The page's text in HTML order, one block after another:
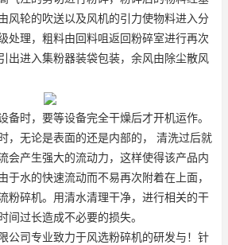
风轮的吹送以及风机的引力使物料进入分
处理，粗料由回料咀返回粉碎室进行再次
出进入集粉器装袋包装，余风由除尘散风
备时，要等设备完全干燥后才开机运作。
，无论是表面的还是内部的， 清洗过后就
会产生强大的流动力，这样使得该产品内
于水的快速流动而不易再次附着在上面，
粉碎机。用清水清理干净，进行相关的干
间过长造成不必要的损失。
公司专业致力于风选粉碎机的研发与！针